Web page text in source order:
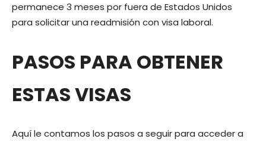
permanece 3 meses por fuera de Estados Unidos
para solicitar una readmisión con visa laboral.
PASOS PARA OBTENER
ESTAS VISAS
Aquí le contamos los pasos a seguir para acceder a